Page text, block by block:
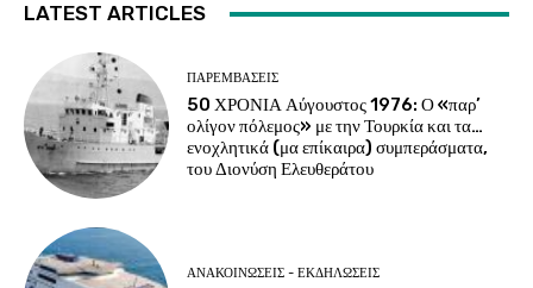
LATEST ARTICLES
ΠΑΡΕΜΒΑΣΕΙΣ
50 ΧΡΟΝΙΑ Αύγουστος 1976: Ο «παρ’
ολίγον πόλεμος» με την Τουρκία και τα…
ενοχλητικά (μα επίκαιρα) συμπεράσματα,
του Διονύση Ελευθεράτου
ΑΝΑΚΟΙΝΩΣΕΙΣ - ΕΚΔΗΛΩΣΕΙΣ